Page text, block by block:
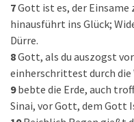
7Gott ist es, der Einsame
hinausführt ins Glück;
Dürre.
8Gott, als du auszogst
einherschrittest durch die
9 bebte die Erde, auch
Sinai, vor Gott, dem Gott